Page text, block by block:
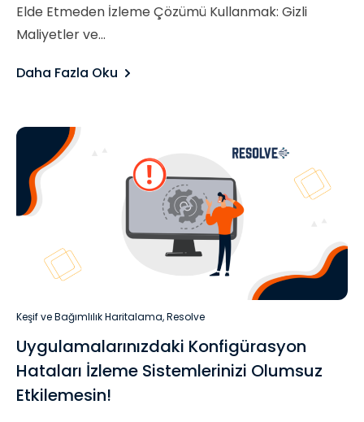
Elde Etmeden İzleme Çözümü Kullanmak: Gizli
Maliyetler ve...
Daha Fazla Oku
Keşif ve Bağımlılık Haritalama,Resolve
Uygulamalarınızdaki Konfigürasyon
Hataları İzleme Sistemlerinizi Olumsuz
Etkilemesin!